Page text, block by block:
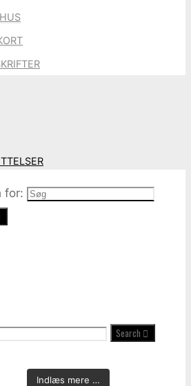
Search
for:
Indlæs mere …